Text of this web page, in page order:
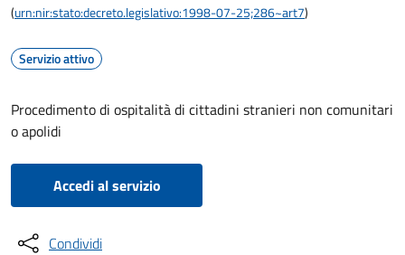
(urn:nir:stato:decreto.legislativo:1998-07-25;286~art7)
Servizio attivo
Procedimento di ospitalità di cittadini stranieri non comunitari
o apolidi
Accedi al servizio
Condividi